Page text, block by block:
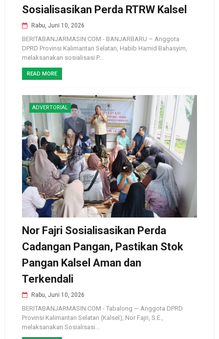
Sosialisasikan Perda RTRW Kalsel
Rabu, Juni 10, 2026
BERITABANJARMASIN.COM - BANJARBARU – Anggota
DPRD Provinsi Kalimantan Selatan, Habib Hamid Bahasyim,
melaksanakan sosialisasi P...
READ MORE
ADVERTORIAL
Nor Fajri Sosialisasikan Perda
Cadangan Pangan, Pastikan Stok
Pangan Kalsel Aman dan
Terkendali
Rabu, Juni 10, 2026
BERITABANJARMASIN.COM - Tabalong — Anggota DPRD
Provinsi Kalimantan Selatan (Kalsel), Nor Fajri, S.E.,
melaksanakan Sosialisasi...